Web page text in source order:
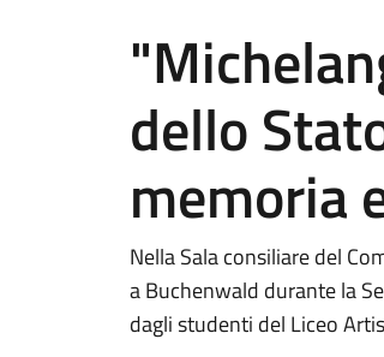
dello
memoria
Nella Sala consiliare del
a Buchenwald durante la
dagli studenti del Liceo